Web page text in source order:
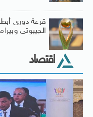
قرعة دورى
الجيبوتى
اقتصاد